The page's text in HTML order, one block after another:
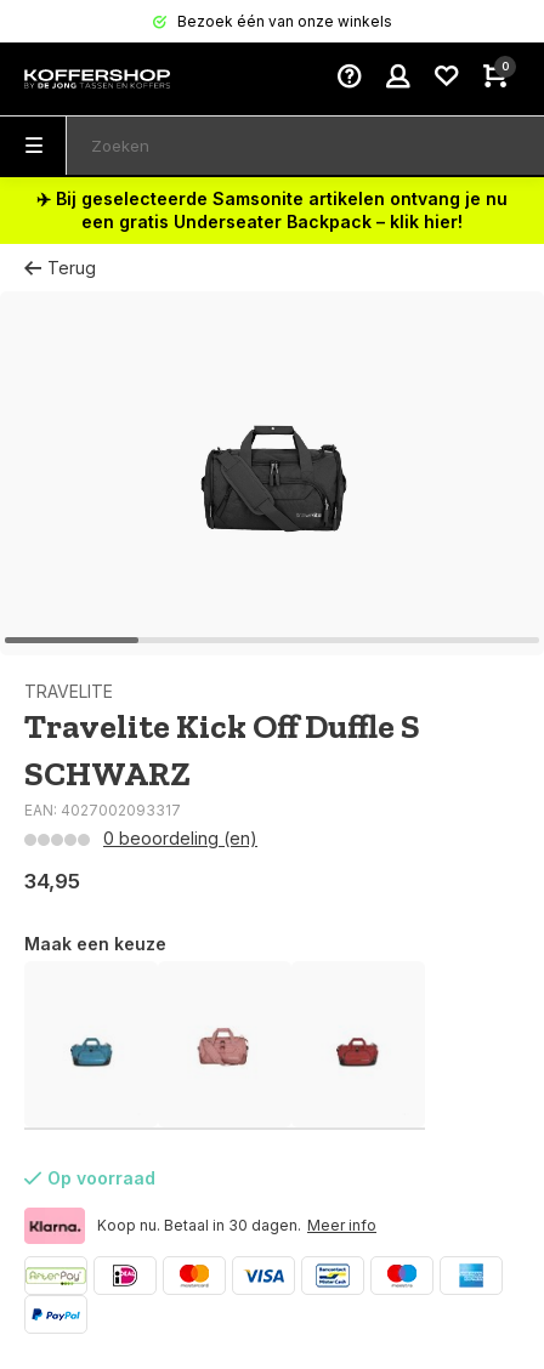
Bezoek één van onze winkels
0
✈️ Bij geselecteerde Samsonite artikelen ontvang je nu
een gratis Underseater Backpack – klik hier!
Terug
TRAVELITE
Travelite Kick Off Duffle S
SCHWARZ
EAN: 4027002093317
0 beoordeling (en)
34,95
Maak een keuze
Op voorraad
Koop nu. Betaal in 30 dagen. Meer info